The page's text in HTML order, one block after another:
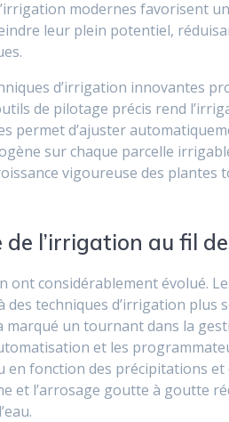
modernes favorisent
leur plein potentiel,
d’irrigation innovantes
de pilotage précis rend
permet d’ajuster
sur chaque parcelle
vigoureuse des plantes
l’irrigation au fil
ont considérablement évolué.
techniques d’irrigation plus
marqué un tournant dans la
et les
fonction des précipitations et
et l’arrosage goutte à goutte